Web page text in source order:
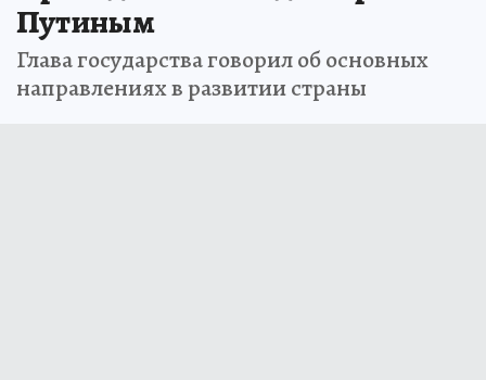
Путиным
Глава государства говорил об основных
направлениях в развитии страны